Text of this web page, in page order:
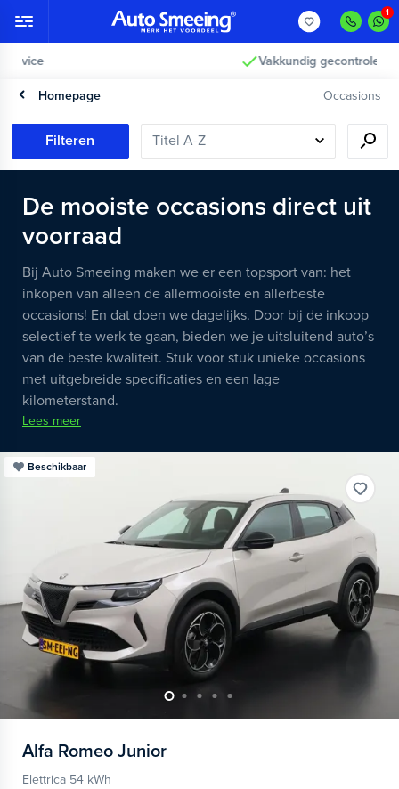
Vakkundig gecontroleerd >
Homepage Occasions
Filteren
De mooiste occasions direct uit
voorraad
Bij Auto Smeeing maken we er een topsport van: het
inkopen van alleen de allermooiste en allerbeste
occasions! En dat doen we dagelijks. Door bij de inkoop
selectief te werk te gaan, bieden we je uitsluitend auto’s
van de beste kwaliteit. Stuk voor stuk unieke occasions
met uitgebreide specificaties en een lage
kilometerstand.
Lees meer
Beschikbaar
Alfa Romeo Junior
Elettrica 54 kWh